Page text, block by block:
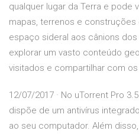
qualquer lugar da Terra e pode
mapas, terrenos e construções
espaço sideral aos cânions
explorar um vasto conteúdo
visitados e compartilhar com os
12/07/2017 · No uTorrent Pro
dispõe de um antivírus
ao seu computador. Além